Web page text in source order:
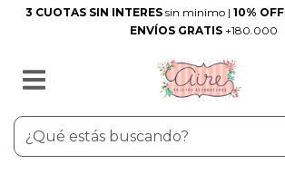
3 CUOTAS SIN INTERES sin minimo | 10% OFF
ENVÍOS GRATIS+180.000